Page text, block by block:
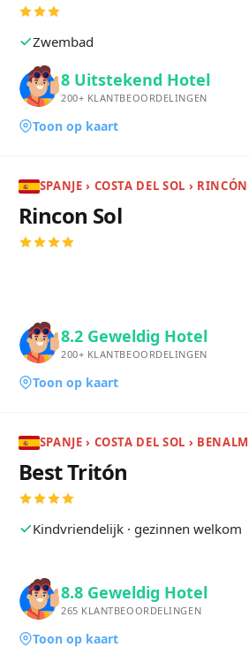
Zwembad
8 Uitstekend Hotel
200+ KLANTBEOORDELINGEN
Toon op kaart
Rincon Sol
8.2 Geweldig Hotel
200+ KLANTBEOORDELINGEN
Toon op kaart
Best Tritón
Kindvriendelijk · gezinnen welkom
8.8 Geweldig Hotel
265 KLANTBEOORDELINGEN
Toon op kaart